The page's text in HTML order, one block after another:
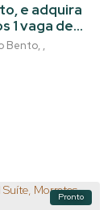
Bento ,
e adquira
1 vaga de
imóvel
ou
Pronto